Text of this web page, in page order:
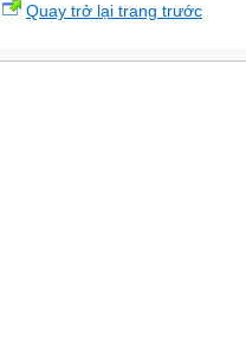
Quay trở lại trang trước